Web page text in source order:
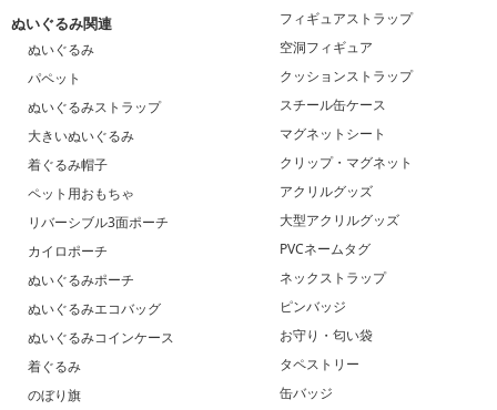
ぬいぐるみ関連
ぬいぐるみ
パペット
ぬいぐるみストラップ
大きいぬいぐるみ
着ぐるみ帽子
ペット用おもちゃ
リバーシブル3面ポーチ
カイロポーチ
ぬいぐるみポーチ
ぬいぐるみエコバッグ
ぬいぐるみコインケース
着ぐるみ
のぼり旗
フィギュアストラップ
空洞フィギュア
クッションストラップ
スチール缶ケース
マグネットシート
クリップ・マグネット
アクリルグッズ
大型アクリルグッズ
PVCネームタグ
ネックストラップ
ピンバッジ
お守り・匂い袋
タペストリー
缶バッジ